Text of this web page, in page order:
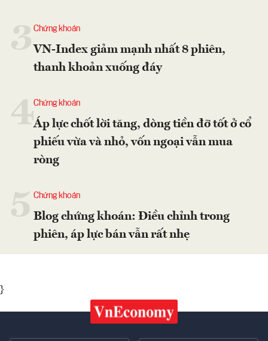
Chứng khoán
VN-Index giảm mạnh nhất 8 phiên,
thanh khoản xuống đáy
4Chứng khoán
Áp lực chốt lời tăng, dòng tiền đỡ tốt ở cổ
phiếu vừa và nhỏ, vốn ngoại vẫn mua
ròng
Chứng khoán
Blog chứng khoán: Điều chỉnh trong
phiên, áp lực bán vẫn rất nhẹ
}